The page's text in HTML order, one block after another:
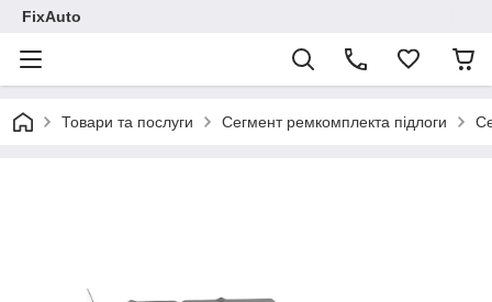
FixAuto
Товари та послуги Сегмент ремкомплекта підлоги